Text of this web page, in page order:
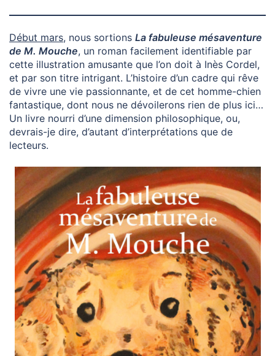
Début mars, nous sortions La fabuleuse mésaventure
de M. Mouche, un roman facilement identifiable par
cette illustration amusante que l’on doit à Inès Cordel,
et par son titre intrigant. L’histoire d’un cadre qui rêve
de vivre une vie passionnante, et de cet homme-chien
fantastique, dont nous ne dévoilerons rien de plus ici…
Un livre nourri d’une dimension philosophique, ou,
devrais-je dire, d’autant d’interprétations que de
lecteurs.